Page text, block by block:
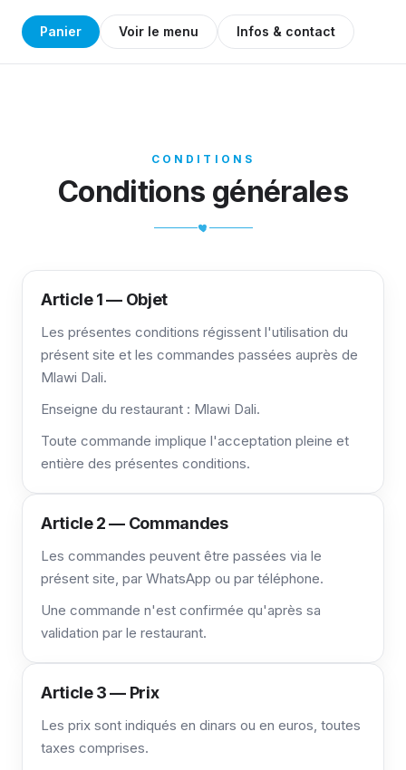
Panier Voir le menu Infos & contact
CONDITIONS
Conditions générales
Article 1 — Objet
Les présentes conditions régissent l'utilisation du
présent site et les commandes passées auprès de
Mlawi Dali.
Enseigne du restaurant : Mlawi Dali.
Toute commande implique l'acceptation pleine et
entière des présentes conditions.
Article 2 — Commandes
Les commandes peuvent être passées via le
présent site, par WhatsApp ou par téléphone.
Une commande n'est confirmée qu'après sa
validation par le restaurant.
Article 3 — Prix
Les prix sont indiqués en dinars ou en euros, toutes
taxes comprises.